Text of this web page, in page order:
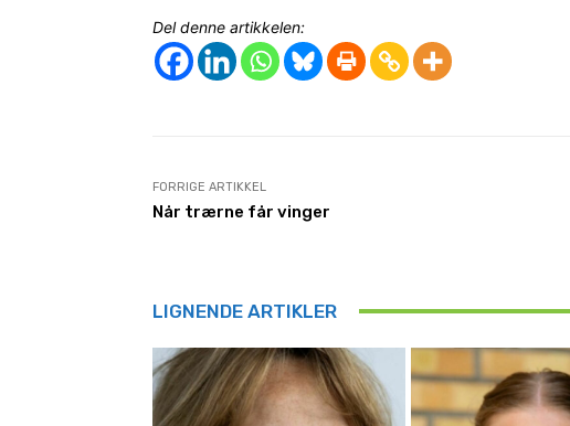
Del denne artikkelen:
FORRIGE ARTIKKEL
Når trærne får vinger
LIGNENDE ARTIKLER